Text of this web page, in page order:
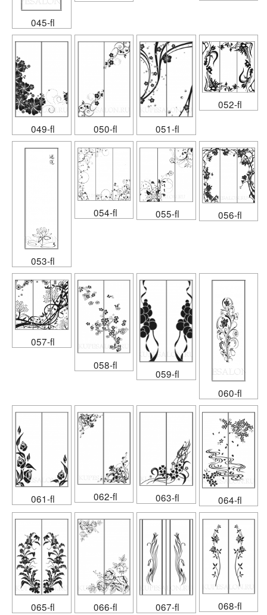
045-fl
049-fl 050-fl 051-fl
052-fl
053-fl
054-fl 055-fl 056-fl
057-fl
058-fl
059-fl
060-fl
061-fl 062-fl 063-fl 064-fl
065-fl 066-fl 067-fl 068-fl